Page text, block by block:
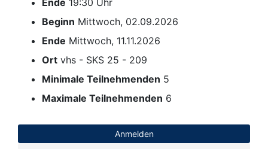
Ende 19:30 Uhr
Beginn Mittwoch, 02.09.2026
Ende Mittwoch, 11.11.2026
Ort vhs - SKS 25 - 209
Minimale Teilnehmenden 5
Maximale Teilnehmenden 6
Anmelden